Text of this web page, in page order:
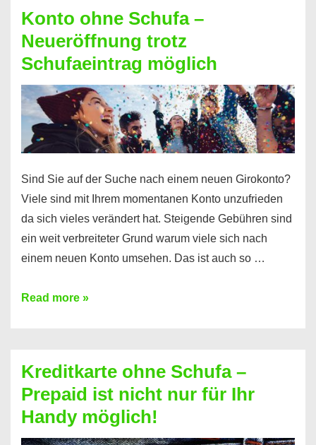
Sie
einen
Kredit
ohne
Einkommensnachweis
Konto ohne Schufa –
Neueröffnung trotz
Schufaeintrag möglich
Sind Sie auf der Suche nach einem neuen Girokonto?
Viele sind mit Ihrem momentanen Konto unzufrieden
da sich vieles verändert hat. Steigende Gebühren sind
ein weit verbreiteter Grund warum viele sich nach
einem neuen Konto umsehen. Das ist auch so …
Konto
Neueröffnung
trotz
Schufaeintrag
möglich
Read more »
Kreditkarte ohne Schufa –
Prepaid ist nicht nur für Ihr
Handy möglich!